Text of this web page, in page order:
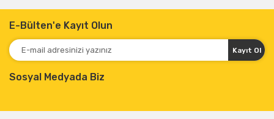
E-Bülten'e Kayıt Olun
Kayıt Ol
Sosyal Medyada Biz